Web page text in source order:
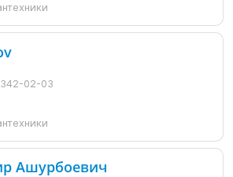
02-03
Ашурбоевич